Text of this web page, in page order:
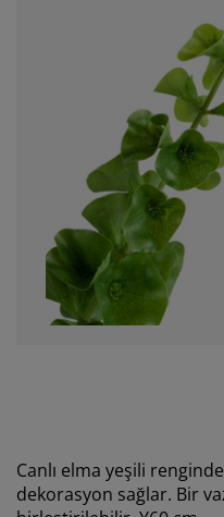
Canlı elma yeşili
dekorasyon sağlar. Bir